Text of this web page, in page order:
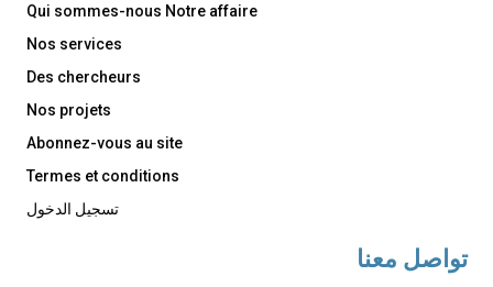
Qui sommes-nous Notre affaire
Nos services
Des chercheurs
Nos projets
Abonnez-vous au site
Termes et conditions
تسجيل الدخول
تواصل معنا